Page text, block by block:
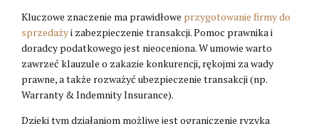
Kluczowe znaczenie ma prawidłowe przygotowanie firmy do
sprzedażyi zabezpieczenie transakcji. Pomoc prawnika i
doradcy podatkowego jest nieoceniona. W umowie warto
zawrzeć klauzule o zakazie konkurencji, rękojmi za wady
prawne, a także rozważyć ubezpieczenie transakcji (np.
Warranty & Indemnity Insurance).
Dzięki tym działaniom możliwe jest ograniczenie ryzyka